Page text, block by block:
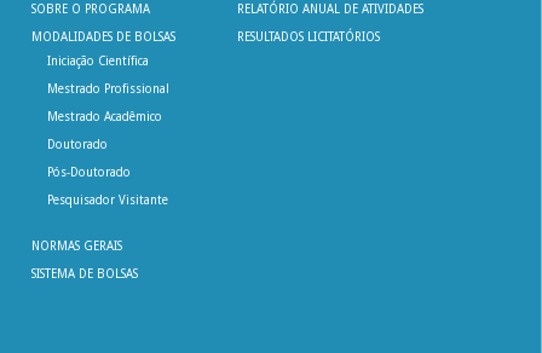
SOBRE O PROGRAMA
MODALIDADES DE BOLSAS
Iniciação Científica
Mestrado Profissional
Mestrado Acadêmico
Doutorado
Pós-Doutorado
Pesquisador Visitante
NORMAS GERAIS
SISTEMA DE BOLSAS
RELATÓRIO ANUAL DE ATIVIDADES
RESULTADOS LICITATÓRIOS